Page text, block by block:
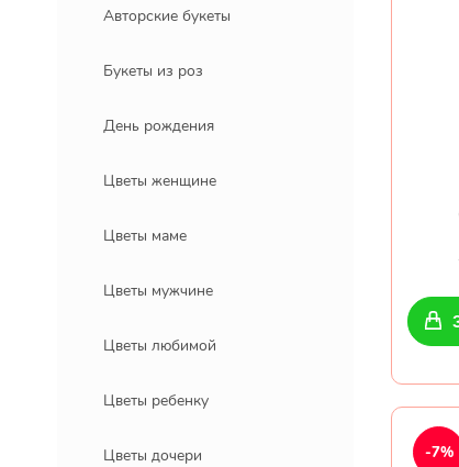
Авторские букеты
Букеты из роз
День рождения
Цветы женщине
Цветы маме
Цветы мужчине
Цветы любимой
Цветы ребенку
Цветы дочери -7%